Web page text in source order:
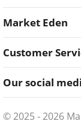
Market Eden
Customer
Our social
© 2025 - 2026